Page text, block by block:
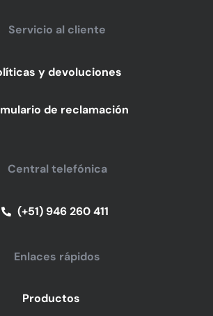
Servicio al cliente
y devoluciones
de reclamación
Central telefónica
(+51) 946 260 411
Enlaces rápidos
Productos